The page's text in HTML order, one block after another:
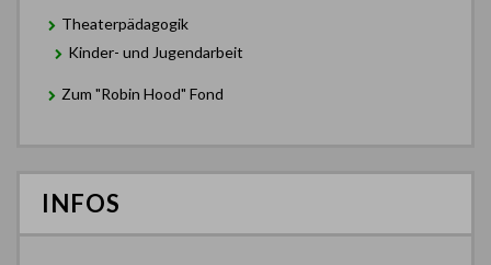
Theaterpädagogik
Kinder- und Jugendarbeit
Zum "Robin Hood" Fond
INFOS